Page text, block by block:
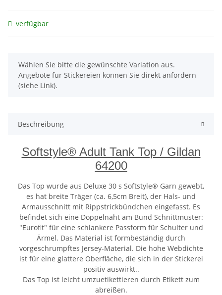
verfügbar
x
Wählen Sie bitte die gewünschte Variation aus.
Angebote für Stickereien können Sie direkt anfordern
(siehe Link).
Beschreibung
Softstyle® Adult Tank Top / Gildan
64200
Das Top wurde aus Deluxe 30 s Softstyle® Garn gewebt,
es hat breite Träger (ca. 6,5cm Breit), der Hals- und
Armausschnitt mit Rippstrickbündchen eingefasst. Es
befindet sich eine Doppelnaht am Bund Schnittmuster:
"Eurofit" für eine schlankere Passform für Schulter und
Ärmel. Das Material ist formbeständig durch
vorgeschrumpftes Jersey-Material. Die hohe Webdichte
ist für eine glattere Oberfläche, die sich in der Stickerei
positiv auswirkt..
Das Top ist leicht umzuetikettieren durch Etikett zum
abreißen.